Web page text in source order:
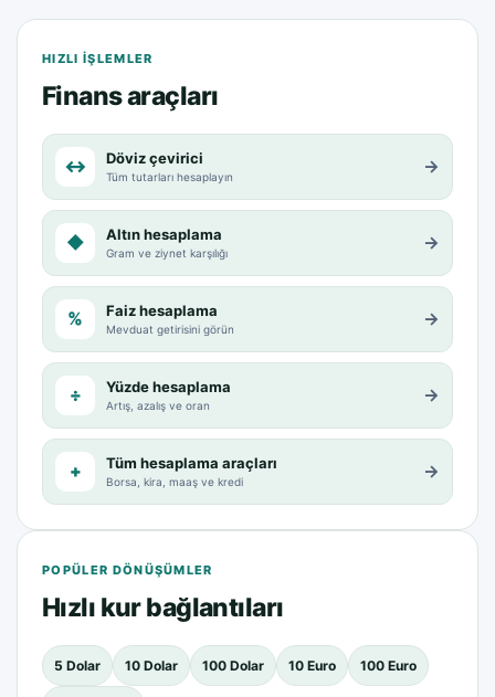
HIZLI IŞLEMLER
Finans araçları
↔ Döviz çevirici
Tüm tutarları hesaplayın →
◆ Altın hesaplama
Gram ve ziynet karşılığı →
% Faiz hesaplama
Mevduat getirisini görün →
÷ Yüzde hesaplama
Artış, azalış ve oran →
+ Tüm hesaplama araçları
Borsa, kira, maaş ve kredi →
POPÜLER DÖNÜŞÜMLER
Hızlı kur bağlantıları
5 Dolar 10 Dolar 100 Dolar 10 Euro 100 Euro